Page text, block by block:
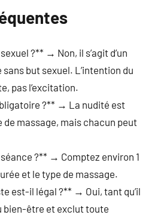
?** → Non, il s’agit d’un
but sexuel. L’intention du
pas l’excitation.
?** → La nudité est
de massage, mais chacun peut
?** → Comptez environ 1
et le type de massage.
est-il légal ?** → Oui, tant qu’il
bien-être et exclut toute